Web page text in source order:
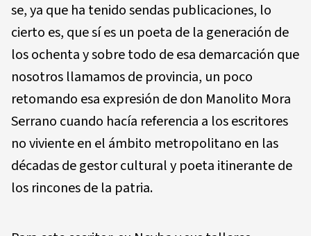
se, ya que ha tenido sendas publicaciones, lo
cierto es, que sí es un poeta de la generación de
los ochenta y sobre todo de esa demarcación que
nosotros llamamos de provincia, un poco
retomando esa expresión de don Manolito Mora
Se­rrano cuando hacía referencia a los escritores
no viviente en el ámbito metropolitano en las
décadas de gestor cultu­ral y poeta itinerante de
los rincones de la patria.